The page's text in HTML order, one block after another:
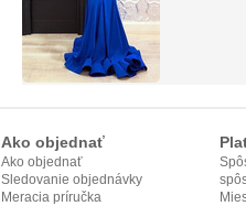
Ako objednať
Ako objednať
Sledovanie objednávky
Meracia príručka